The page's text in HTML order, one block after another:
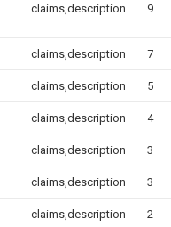
claims,description 9
claims,description 7
claims,description 5
claims,description 4
claims,description 3
claims,description 3
claims,description 2